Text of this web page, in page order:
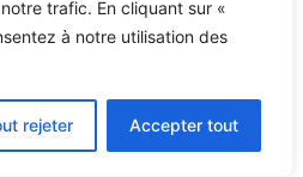
trafic. En cliquant sur «
à notre utilisation des
rejeter Accepter tout